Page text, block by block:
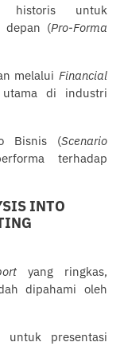
historis untuk
depan (Pro-Forma
melalui Financial
di industri
Bisnis (Scenario
terhadap
INTO
yang ringkas,
dipahami oleh
untuk presentasi